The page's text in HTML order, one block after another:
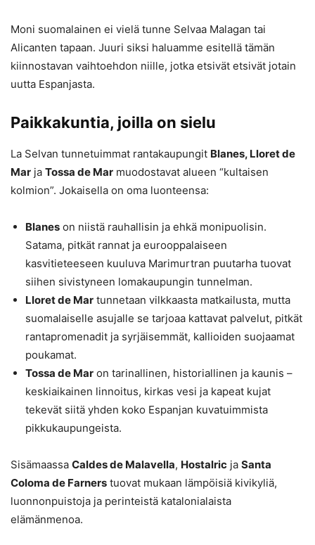
Moni suomalainen ei vielä tunne Selvaa Malagan tai
Alicanten tapaan. Juuri siksi haluamme esitellä tämän
kiinnostavan vaihtoehdon niille, jotka etsivät etsivät jotain
uutta Espanjasta.
Paikkakuntia, joilla on sielu
La Selvan tunnetuimmat rantakaupungit Blanes, Lloret de
Mar ja Tossa de Mar muodostavat alueen “kultaisen
kolmion”. Jokaisella on oma luonteensa:
Blanes on niistä rauhallisin ja ehkä monipuolisin.
Satama, pitkät rannat ja eurooppalaiseen
kasvitieteeseen kuuluva Marimurtran puutarha tuovat
siihen sivistyneen lomakaupungin tunnelman.
Lloret de Mar tunnetaan vilkkaasta matkailusta, mutta
suomalaiselle asujalle se tarjoaa kattavat palvelut, pitkät
rantapromenadit ja syrjäisemmät, kallioiden suojaamat
poukamat.
Tossa de Mar on tarinallinen, historiallinen ja kaunis –
keskiaikainen linnoitus, kirkas vesi ja kapeat kujat
tekevät siitä yhden koko Espanjan kuvatuimmista
pikkukaupungeista.
Sisämaassa Caldes de Malavella, Hostalric ja Santa
Coloma de Farners tuovat mukaan lämpöisiä kivikyliä,
luonnonpuistoja ja perinteistä katalonialaista
elämänmenoa.